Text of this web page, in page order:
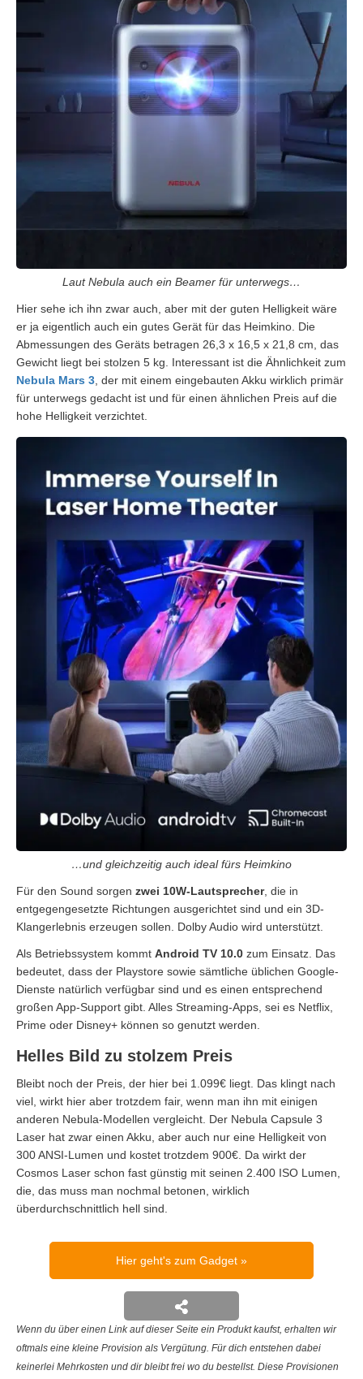
Laut Nebula auch ein Beamer für unterwegs…
Hier sehe ich ihn zwar auch, aber mit der guten Helligkeit wäre
er ja eigentlich auch ein gutes Gerät für das Heimkino. Die
Abmessungen des Geräts betragen 26,3 x 16,5 x 21,8 cm, das
Gewicht liegt bei stolzen 5 kg. Interessant ist die Ähnlichkeit zum
Nebula Mars 3, der mit einem eingebauten Akku wirklich primär
für unterwegs gedacht ist und für einen ähnlichen Preis auf die
hohe Helligkeit verzichtet.
…und gleichzeitig auch ideal fürs Heimkino
Für den Sound sorgen zwei 10W-Lautsprecher, die in
entgegengesetzte Richtungen ausgerichtet sind und ein 3D-
Klangerlebnis erzeugen sollen. Dolby Audio wird unterstützt.
Als Betriebssystem kommt Android TV 10.0 zum Einsatz. Das
bedeutet, dass der Playstore sowie sämtliche üblichen Google-
Dienste natürlich verfügbar sind und es einen entsprechend
großen App-Support gibt. Alles Streaming-Apps, sei es Netflix,
Prime oder Disney+ können so genutzt werden.
Helles Bild zu stolzem Preis
‎Bleibt noch der Preis, der hier bei 1.099€ liegt. Das klingt nach
viel, wirkt hier aber trotzdem fair, wenn man ihn mit einigen
anderen Nebula-Modellen vergleicht. Der Nebula Capsule 3
Laser hat zwar einen Akku, aber auch nur eine Helligkeit von
300 ANSI-Lumen und kostet trotzdem 900€. Da wirkt der
Cosmos Laser schon fast günstig mit seinen 2.400 ISO Lumen,
die, das muss man nochmal betonen, wirklich
überdurchschnittlich hell sind.
Hier geht's zum Gadget
Wenn du über einen Link auf dieser Seite ein Produkt kaufst, erhalten wir
oftmals eine kleine Provision als Vergütung. Für dich entstehen dabei
keinerlei Mehrkosten und dir bleibt frei wo du bestellst. Diese Provisionen